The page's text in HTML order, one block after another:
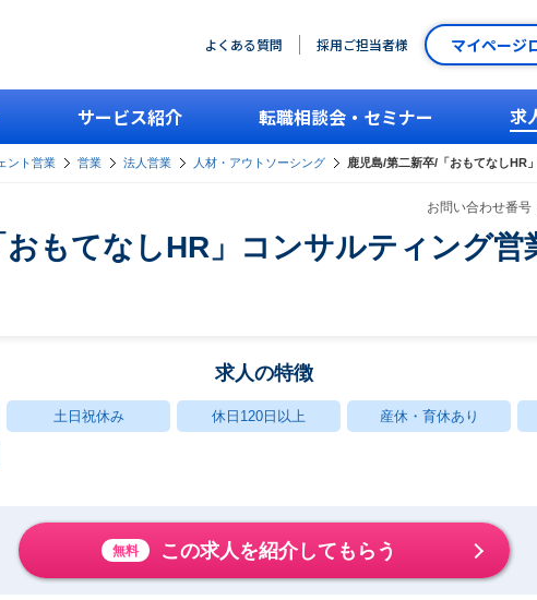
よくある質問 採用ご担当者様 マイページ
サービス紹介 転職相談会・セミナー 求
ント営業 営業 法人営業 人材・アウトソーシング 鹿児島/第二新卒/「おもてなしHR
お問い合わせ番
おもてなしHR」コンサルティング営
求人の特徴
土日祝休み 休日120日以上 産休・育休あり
無料 この求人を紹介してもらう